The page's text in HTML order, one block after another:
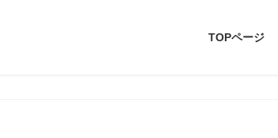
TOPページ